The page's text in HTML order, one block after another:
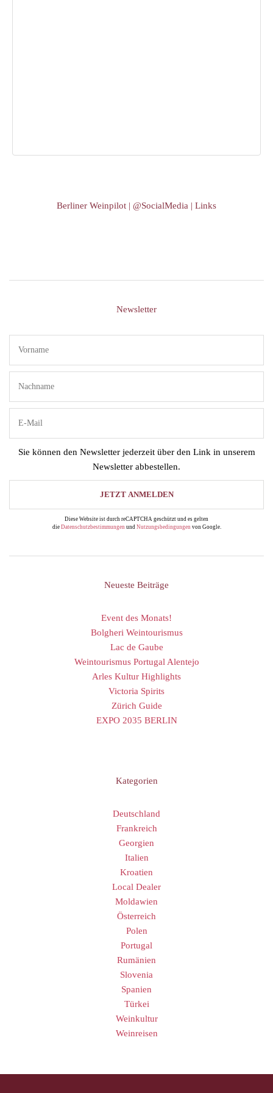
Berliner Weinpilot | @SocialMedia | Links
Newsletter
Sie können den Newsletter jederzeit über den Link in unserem
Newsletter abbestellen.
Diese Website ist durch reCAPTCHA geschützt und es gelten
die Datenschutzbestimmungenund Nutzungsbedingungenvon Google.
Neueste Beiträge
Event des Monats!
Bolgheri Weintourismus
Lac de Gaube
Weintourismus Portugal Alentejo
Arles Kultur Highlights
Victoria Spirits
Zürich Guide
EXPO 2035 BERLIN
Kategorien
Deutschland
Frankreich
Georgien
Italien
Kroatien
Local Dealer
Moldawien
Österreich
Polen
Portugal
Rumänien
Slovenia
Spanien
Türkei
Weinkultur
Weinreisen